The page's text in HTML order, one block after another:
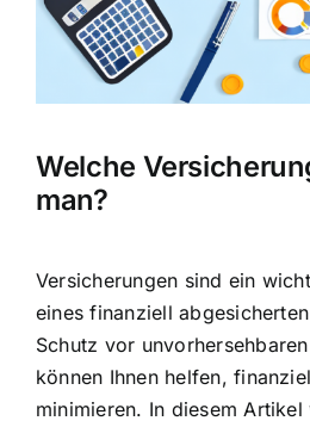
Hausratversicherung
Berufsunfähigkeitsversicherung
Weitere Tarifvergleiche
Welche
man?
Versicherungen sind ein
eines finanziell
Schutz vor
können Ihnen helfen,
minimieren. In diesem